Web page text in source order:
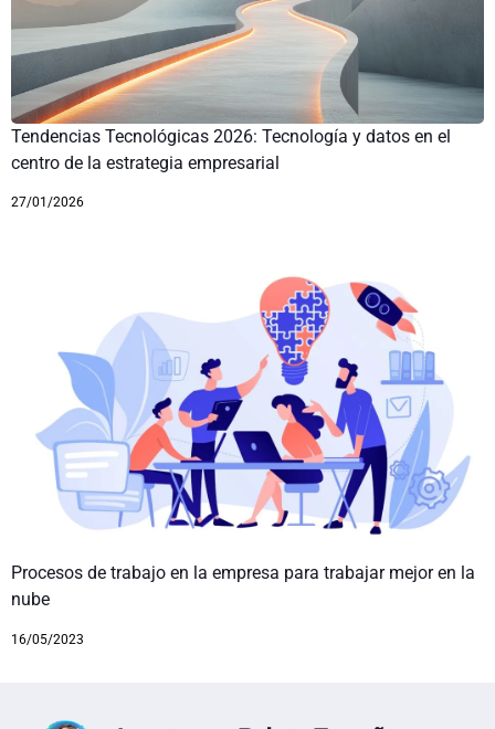
Tendencias Tecnológicas 2026: Tecnología y datos en el
centro de la estrategia empresarial
27/01/2026
Procesos de trabajo en la empresa para trabajar mejor en la
nube
16/05/2023